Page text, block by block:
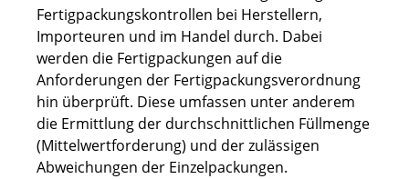
Fertigpackungskontrollen bei Herstellern,
Importeuren und im Handel durch. Dabei
werden die Fertigpackungen auf die
Anforderungen der Fertigpackungsverordnung
hin überprüft. Diese umfassen unter anderem
die Ermittlung der durchschnittlichen Füllmenge
(Mittelwertforderung) und der zulässigen
Abweichungen der Einzelpackungen.